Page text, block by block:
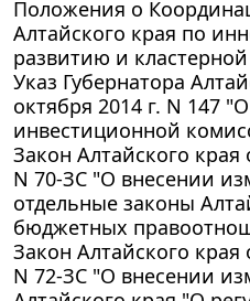
Положения о
Алтайского края по
развитию и
Указ Губернатора
октября 2014 г. N 147
инвестиционной
Закон Алтайского края
N 70-ЗС "О внесении
отдельные законы
бюджетных
Закон Алтайского края
N 72-ЗС "О внесении